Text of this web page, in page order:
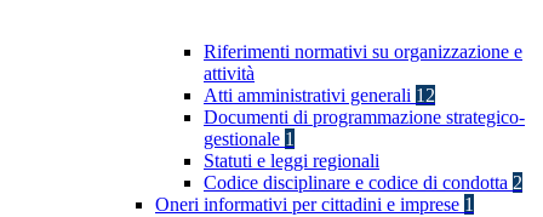
Riferimenti normativi su organizzazione e
attività
Atti amministrativi generali 12
Documenti di programmazione strategico-
gestionale 1
Statuti e leggi regionali
Codice disciplinare e codice di condotta 2
Oneri informativi per cittadini e imprese 1